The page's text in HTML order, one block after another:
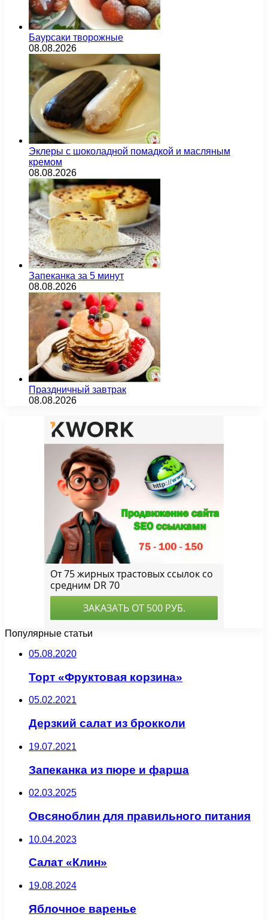
Баурсаки творожные
08.08.2026
Эклеры с шоколадной помадкой и масляным
кремом
08.08.2026
Запеканка за 5 минут
08.08.2026
Праздничный завтрак
08.08.2026
Популярные статьи
05.08.2020
Торт «Фруктовая корзина»
05.02.2021
Дерзкий салат из брокколи
19.07.2021
Запеканка из пюре и фарша
02.03.2025
Овсяноблин для правильного питания
10.04.2023
Салат «Клин»
19.08.2024
Яблочное варенье